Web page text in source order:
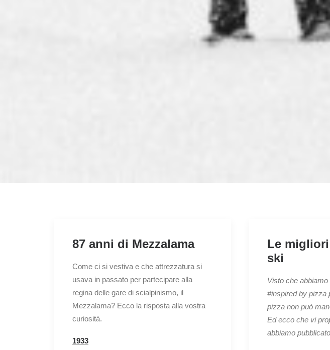
87 anni di Mezzalama
Come ci si vestiva e che attrezzatura si
usava in passato per partecipare alla
regina delle gare di scialpinismo, il
Mezzalama? Ecco la risposta alla vostra
curiosità.
1933
Le
ski
Visto che
#inspired by pizza
pizza non può
Ed ecco che vi
abbiamo